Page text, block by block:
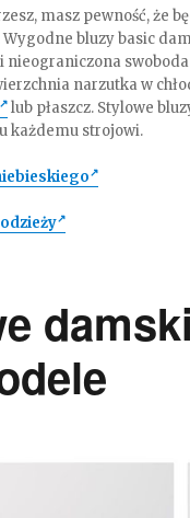
masz pewność, że
bluzy basic
narzutka w
lub płaszcz. Stylowe
każdemu strojowi.